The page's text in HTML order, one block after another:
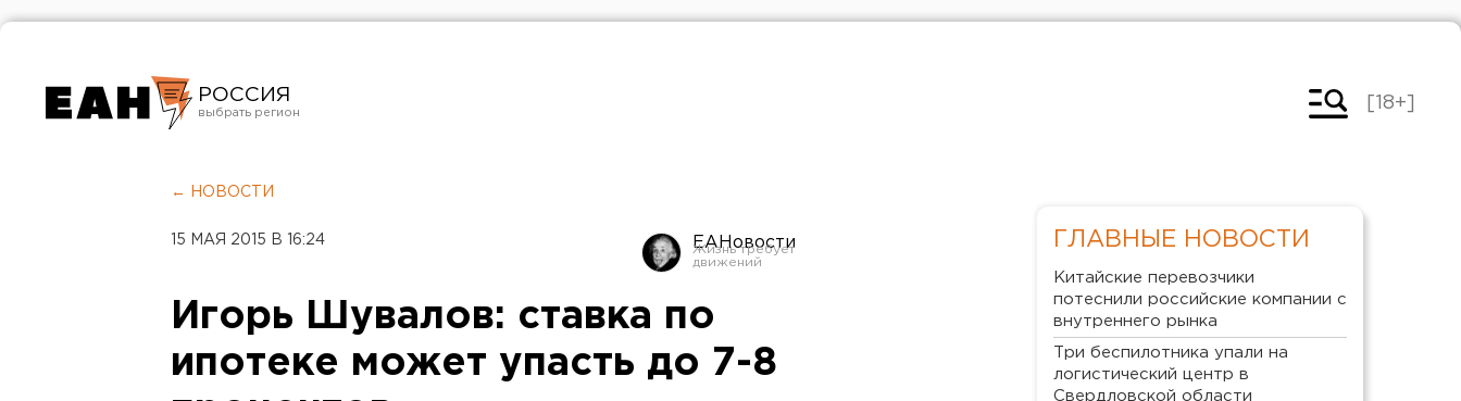
РОССИЯ
Челябинск
[18+]
← НОВОСТИ
15 МАЯ 2015 В 16:24 ЕАНовости
Игорь Шувалов: ставка по
ипотеке может упасть до 7-8
ГЛАВНЫЕ НОВОСТИ
Китайские перевозчики
потеснили российские компании с
внутреннего рынка
Три беспилотника упали на
логистический центр в
Свердловской области